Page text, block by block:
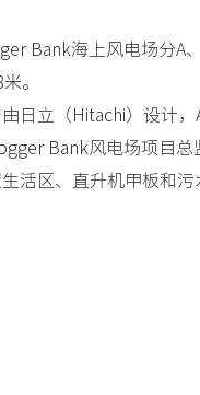
Bank海上风电场分A
。
日立（Hitachi）设计，
Bank风电场项目
活区、直升机甲板和